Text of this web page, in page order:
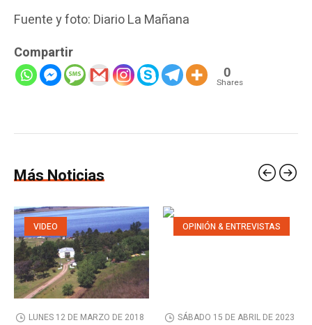
Fuente y foto: Diario La Mañana
Compartir
0
Shares
Más Noticias
VIDEO
LUNES 12 DE MARZO DE 2018
OPINIÓN & ENTREVISTAS
SÁBADO 15 DE ABRIL DE 2023